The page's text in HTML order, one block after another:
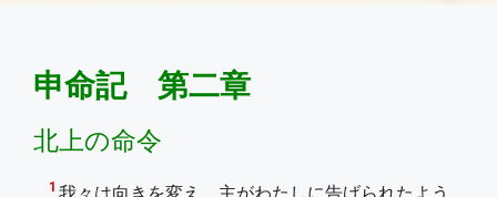
申命記 第二章
北上の命令
1 我々は向きを変え、主がわたしに告げられたよう